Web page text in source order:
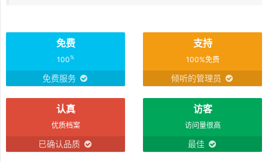
免费
100%
免费服务
支持
100%免费
倾听的管理员
认真
优质档案
已确认品质
访客
访问量很高
最佳